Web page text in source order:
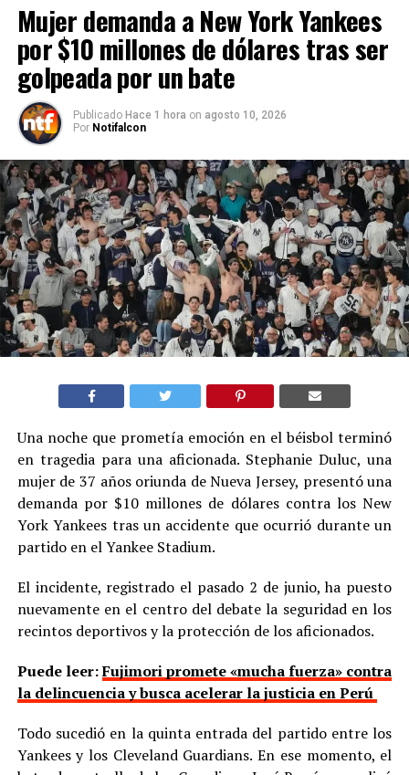
Mujer demanda a New York Yankees
por $10 millones de dólares tras ser
golpeada por un bate
Publicado Hace 1 hora on agosto 10, 2026
Por Notifalcon
Una noche que prometía emoción en el béisbol terminó
en tragedia para una aficionada. Stephanie Duluc, una
mujer de 37 años oriunda de Nueva Jersey, presentó una
demanda por $10 millones de dólares contra los New
York Yankees tras un accidente que ocurrió durante un
partido en el Yankee Stadium.
El incidente, registrado el pasado 2 de junio, ha puesto
nuevamente en el centro del debate la seguridad en los
recintos deportivos y la protección de los aficionados.
Puede leer:Fujimori promete «mucha fuerza» contra
la delincuencia y busca acelerar la justicia en Perú
Todo sucedió en la quinta entrada del partido entre los
Yankees y los Cleveland Guardians. En ese momento, el